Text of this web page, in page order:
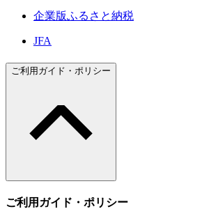
企業版ふるさと納税
JFA
ご利用ガイド・ポリシー
ご利用ガイド・ポリシー